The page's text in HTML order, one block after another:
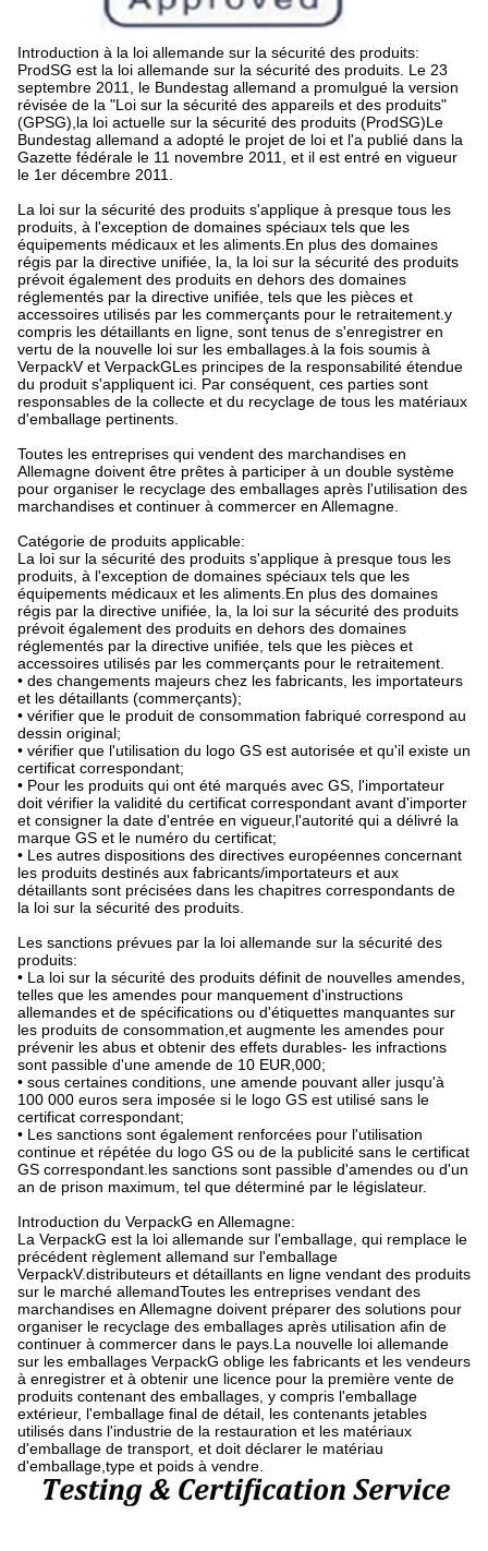
Introduction à la loi allemande sur la sécurité des produits:
ProdSG est la loi allemande sur la sécurité des produits. Le 23
septembre 2011, le Bundestag allemand a promulgué la version
révisée de la "Loi sur la sécurité des appareils et des produits"
(GPSG),la loi actuelle sur la sécurité des produits (ProdSG)Le
Bundestag allemand a adopté le projet de loi et l'a publié dans la
Gazette fédérale le 11 novembre 2011, et il est entré en vigueur
le 1er décembre 2011.
La loi sur la sécurité des produits s'applique à presque tous les
produits, à l'exception de domaines spéciaux tels que les
équipements médicaux et les aliments.En plus des domaines
régis par la directive unifiée, la, la loi sur la sécurité des produits
prévoit également des produits en dehors des domaines
réglementés par la directive unifiée, tels que les pièces et
accessoires utilisés par les commerçants pour le retraitement.y
compris les détaillants en ligne, sont tenus de s'enregistrer en
vertu de la nouvelle loi sur les emballages.à la fois soumis à
VerpackV et VerpackGLes principes de la responsabilité étendue
du produit s'appliquent ici. Par conséquent, ces parties sont
responsables de la collecte et du recyclage de tous les matériaux
d'emballage pertinents.
Toutes les entreprises qui vendent des marchandises en
Allemagne doivent être prêtes à participer à un double système
pour organiser le recyclage des emballages après l'utilisation des
marchandises et continuer à commercer en Allemagne.
Catégorie de produits applicable:
La loi sur la sécurité des produits s'applique à presque tous les
produits, à l'exception de domaines spéciaux tels que les
équipements médicaux et les aliments.En plus des domaines
régis par la directive unifiée, la, la loi sur la sécurité des produits
prévoit également des produits en dehors des domaines
réglementés par la directive unifiée, tels que les pièces et
accessoires utilisés par les commerçants pour le retraitement.
• des changements majeurs chez les fabricants, les importateurs
et les détaillants (commerçants);
• vérifier que le produit de consommation fabriqué correspond au
dessin original;
• vérifier que l'utilisation du logo GS est autorisée et qu'il existe un
certificat correspondant;
• Pour les produits qui ont été marqués avec GS, l'importateur
doit vérifier la validité du certificat correspondant avant d'importer
et consigner la date d'entrée en vigueur,l'autorité qui a délivré la
marque GS et le numéro du certificat;
• Les autres dispositions des directives européennes concernant
les produits destinés aux fabricants/importateurs et aux
détaillants sont précisées dans les chapitres correspondants de
la loi sur la sécurité des produits.
Les sanctions prévues par la loi allemande sur la sécurité des
produits:
• La loi sur la sécurité des produits définit de nouvelles amendes,
telles que les amendes pour manquement d'instructions
allemandes et de spécifications ou d'étiquettes manquantes sur
les produits de consommation,et augmente les amendes pour
prévenir les abus et obtenir des effets durables- les infractions
sont passible d'une amende de 10 EUR,000;
• sous certaines conditions, une amende pouvant aller jusqu'à
100 000 euros sera imposée si le logo GS est utilisé sans le
certificat correspondant;
• Les sanctions sont également renforcées pour l'utilisation
continue et répétée du logo GS ou de la publicité sans le certificat
GS correspondant.les sanctions sont passible d'amendes ou d'un
an de prison maximum, tel que déterminé par le législateur.
Introduction du VerpackG en Allemagne:
La VerpackG est la loi allemande sur l'emballage, qui remplace le
précédent règlement allemand sur l'emballage
VerpackV.distributeurs et détaillants en ligne vendant des produits
sur le marché allemandToutes les entreprises vendant des
marchandises en Allemagne doivent préparer des solutions pour
organiser le recyclage des emballages après utilisation afin de
continuer à commercer dans le pays.La nouvelle loi allemande
sur les emballages VerpackG oblige les fabricants et les vendeurs
à enregistrer et à obtenir une licence pour la première vente de
produits contenant des emballages, y compris l'emballage
extérieur, l'emballage final de détail, les contenants jetables
utilisés dans l'industrie de la restauration et les matériaux
d'emballage de transport, et doit déclarer le matériau
d'emballage,type et poids à vendre.